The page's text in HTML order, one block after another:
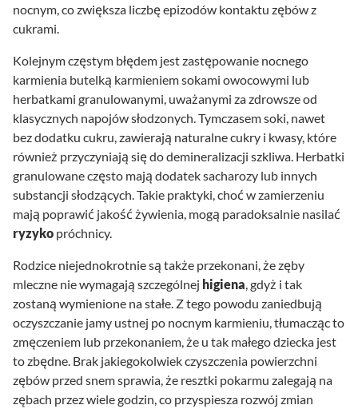
nocnym, co zwiększa liczbę epizodów kontaktu zębów z
cukrami.
Kolejnym częstym błędem jest zastępowanie nocnego
karmienia butelką karmieniem sokami owocowymi lub
herbatkami granulowanymi, uważanymi za zdrowsze od
klasycznych napojów słodzonych. Tymczasem soki, nawet
bez dodatku cukru, zawierają naturalne cukry i kwasy, które
również przyczyniają się do demineralizacji szkliwa. Herbatki
granulowane często mają dodatek sacharozy lub innych
substancji słodzących. Takie praktyki, choć w zamierzeniu
mają poprawić jakość żywienia, mogą paradoksalnie nasilać
ryzyko próchnicy.
Rodzice niejednokrotnie są także przekonani, że zęby
mleczne nie wymagają szczególnej higiena, gdyż i tak
zostaną wymienione na stałe. Z tego powodu zaniedbują
oczyszczanie jamy ustnej po nocnym karmieniu, tłumacząc to
zmęczeniem lub przekonaniem, że u tak małego dziecka jest
to zbędne. Brak jakiegokolwiek czyszczenia powierzchni
zębów przed snem sprawia, że resztki pokarmu zalegają na
zębach przez wiele godzin, co przyspiesza rozwój zmian